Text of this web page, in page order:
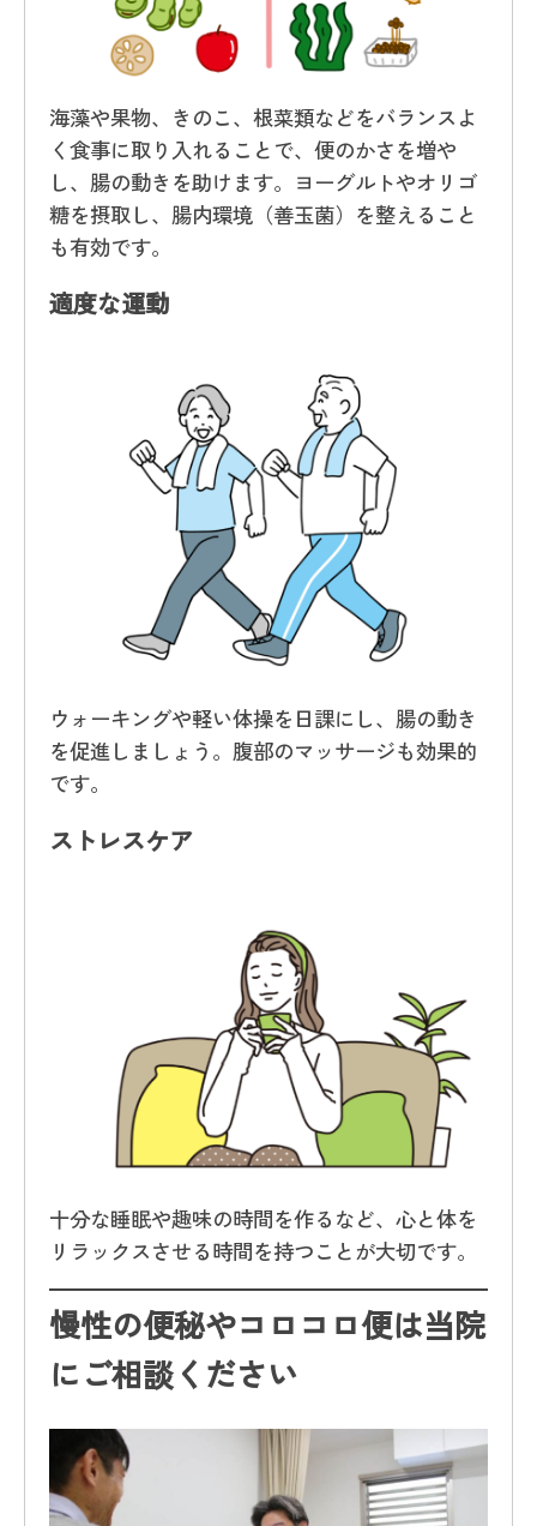
海藻や果物、きのこ、根菜類などをバランスよ
く食事に取り入れることで、便のかさを増や
し、腸の動きを助けます。ヨーグルトやオリゴ
糖を摂取し、腸内環境（善玉菌）を整えること
も有効です。
適度な運動
ウォーキングや軽い体操を日課にし、腸の動き
を促進しましょう。腹部のマッサージも効果的
です。
ストレスケア
十分な睡眠や趣味の時間を作るなど、心と体を
リラックスさせる時間を持つことが大切です。
慢性の便秘やコロコロ便は当院
にご相談ください